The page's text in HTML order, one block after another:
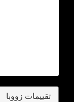
تقييمات زووبا